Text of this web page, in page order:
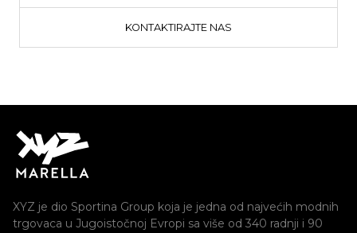
KONTAKTIRAJTE NAS
XYZ je dio Sportina Group koja je jedna od najvećih modnih
trgovaca u Jugoistočnoj Evropi sa više od 340 radnji i 90